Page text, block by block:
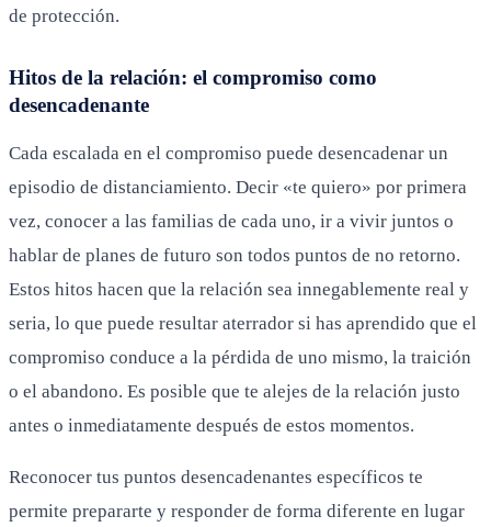
de protección.
Hitos de la relación: el compromiso como
desencadenante
Cada escalada en el compromiso puede desencadenar un
episodio de distanciamiento. Decir «te quiero» por primera
vez, conocer a las familias de cada uno, ir a vivir juntos o
hablar de planes de futuro son todos puntos de no retorno.
Estos hitos hacen que la relación sea innegablemente real y
seria, lo que puede resultar aterrador si has aprendido que el
compromiso conduce a la pérdida de uno mismo, la traición
o el abandono. Es posible que te alejes de la relación justo
antes o inmediatamente después de estos momentos.
Reconocer tus puntos desencadenantes específicos te
permite prepararte y responder de forma diferente en lugar